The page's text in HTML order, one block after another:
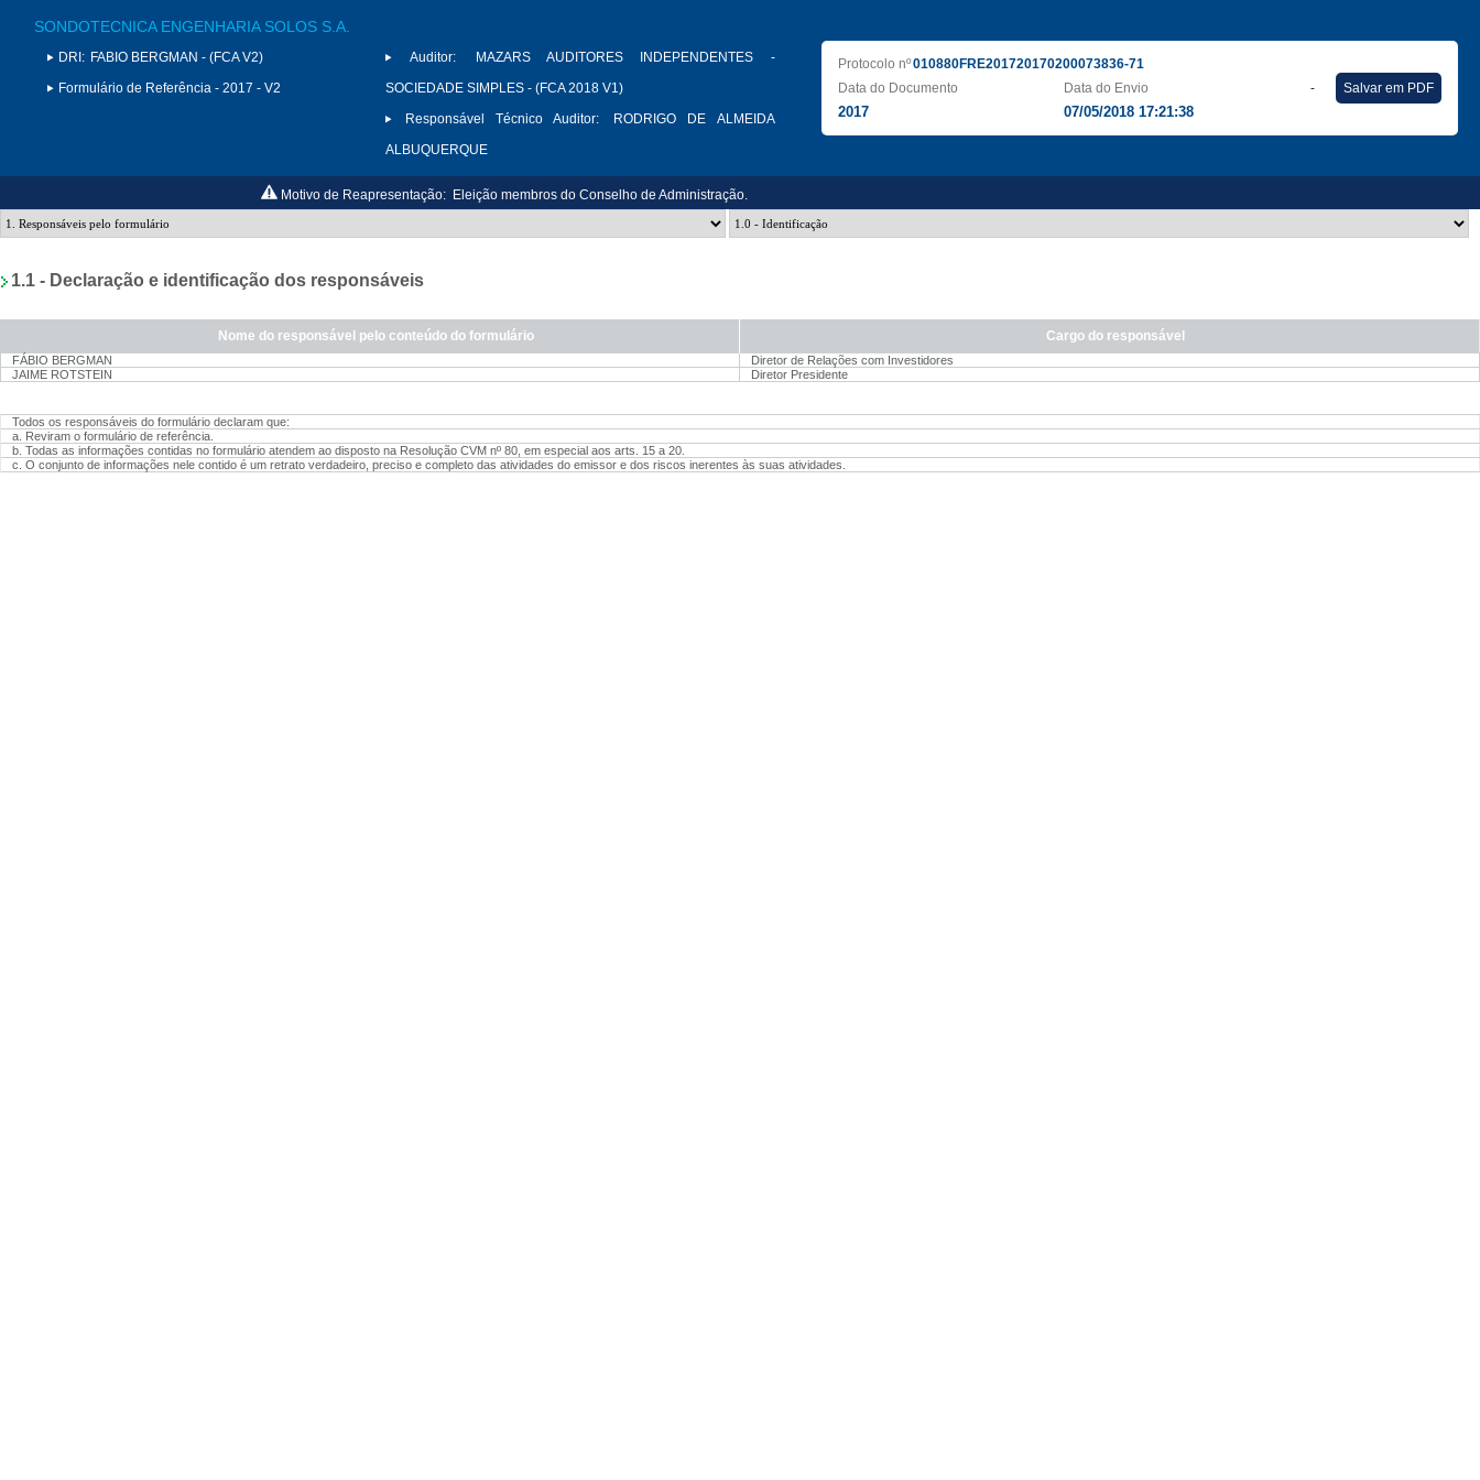
SONDOTECNICA ENGENHARIA SOLOS S.A.
DRI: FABIO BERGMAN - (FCA V2)
Formulário de Referência - 2017 - V2
Auditor:
MAZARS AUDITORES INDEPENDENTES -
SOCIEDADE SIMPLES - (FCA 2018 V1)
Responsável Técnico Auditor:
RODRIGO DE ALMEIDA
ALBUQUERQUE
Protocolo nº010880FRE201720170200073836-71
Data do Documento
2017
Data do Envio
07/05/2018 17:21:38
- Salvar em PDF
Motivo de Reapresentação: Eleição membros do Conselho de Administração.